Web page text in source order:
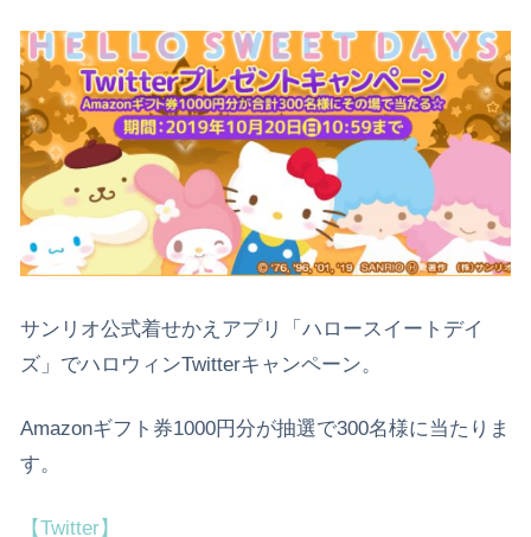
サンリオ公式着せかえアプリ「ハロースイートデイ
ズ」でハロウィンTwitterキャンペーン。
Amazonギフト券1000円分が抽選で300名様に当たりま
す。
【Twitter】